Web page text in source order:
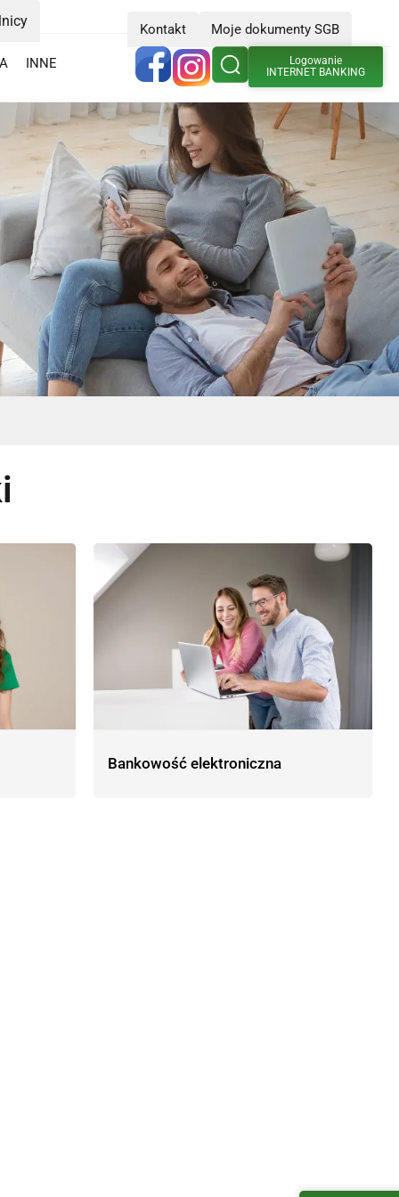
INNE
Kontakt Moje dokumenty SGB
Logowanie
INTERNET BANKING
Bankowość elektroniczna